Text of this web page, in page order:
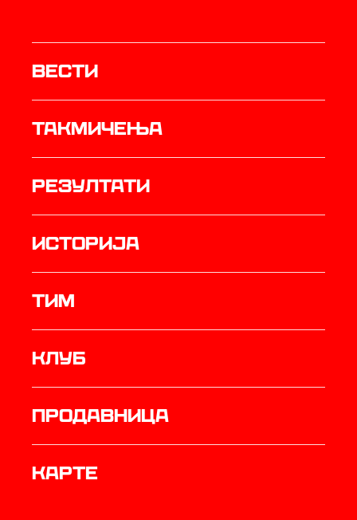
Вести
Такмичења
резултати
историја
ТИМ
Клуб
продавница
Карте